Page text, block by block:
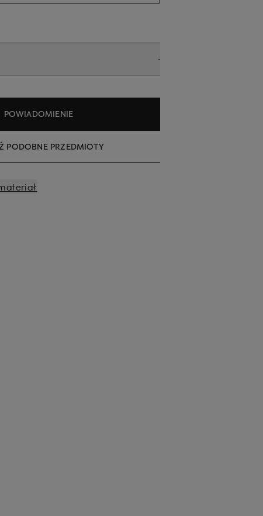
POWIADOMIENIE
PODOBNE PRZEDMIOTY